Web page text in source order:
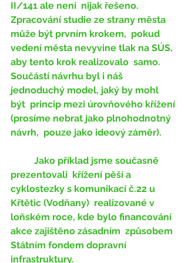
II/141 ale není  nijak řešeno.
Zpracování studie ze strany města
může být prvním krokem,  pokud
vedení města nevyvine tlak na SÚS,
aby tento krok realizovalo  samo.
Součástí návrhu byl i náš
jednoduchý model, jaký by mohl
být  princip mezi úrovňového křížení
(prosíme nebrat jako plnohodnotný
návrh,  pouze jako ideový záměr).
prezentovali  křížení pěší a
cyklostezky s komunikací č.22 u
Křtětic (Vodňany)  realizované v
loňském roce, kde bylo financování
akce zajištěno zásadním  způsobem
Státním fondem dopravní
infrastruktury.